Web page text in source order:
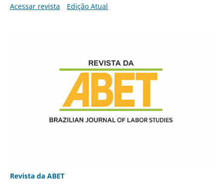
Acessar revista Edição Atual
Revista da ABET